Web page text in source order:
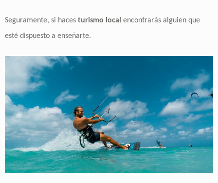
Seguramente, si haces turismo local encontrarás alguien que
esté dispuesto a enseñarte.